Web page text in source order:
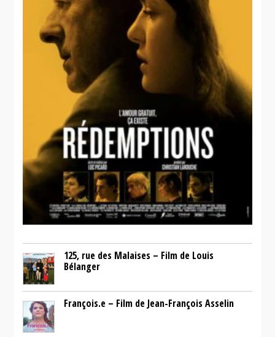
125, rue des Malaises – Film de Louis
Bélanger
François.e – Film de Jean-François Asselin